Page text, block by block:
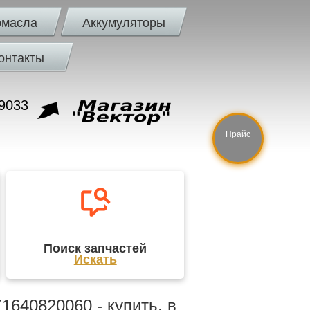
Аккумуляторы
Поиск запчастей
Искать
- купить, в
Прайс